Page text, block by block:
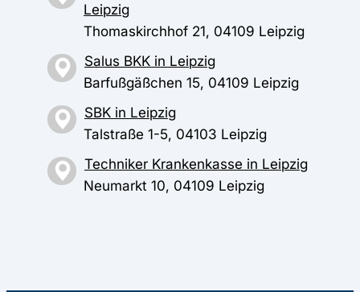
Leipzig
Thomaskirchhof 21, 04109 Leipzig
Salus BKK in Leipzig
Barfußgäßchen 15, 04109 Leipzig
SBK in Leipzig
Talstraße 1-5, 04103 Leipzig
Techniker Krankenkasse in Leipzig
Neumarkt 10, 04109 Leipzig